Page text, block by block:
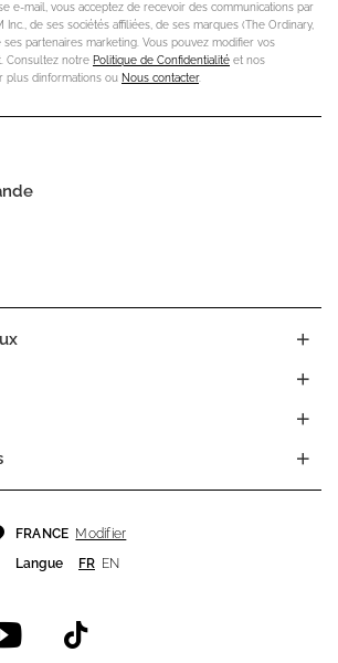
e-mail, vous acceptez de recevoir des communications par
Inc., de ses sociétés affiliées, de ses marques (The Ordinary,
partenaires marketing. Vous pouvez modifier vos
Consultez notre Politique de Confidentialité et nos
plus dinformations ou Nous contacter.
FRANCE Modifier
Langue
FR EN